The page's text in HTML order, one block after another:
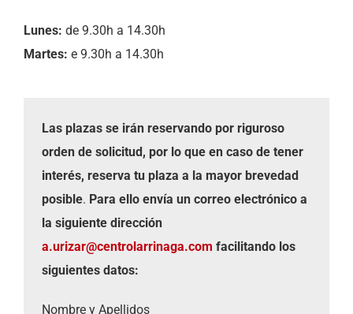
Lunes: de 9.30h a 14.30h
Martes: e 9.30h a 14.30h
Las plazas se irán reservando por riguroso
orden de solicitud, por lo que en caso de tener
interés, reserva tu plaza a la mayor brevedad
posible. Para ello envía un correo electrónico a
la siguiente dirección
a.urizar@centrolarrinaga.com facilitando los
siguientes datos:
Nombre y Apellidos